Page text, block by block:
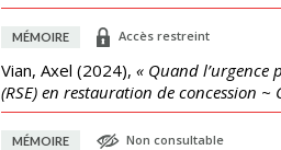
MÉMOIRE Accès restreint
Vian, Axel (2024), « Quand l’urgence
(RSE) en restauration de concession ~
MÉMOIRE Non consultable